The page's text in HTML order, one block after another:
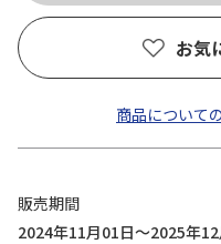
お気
商品について
販売期間
2024年11月01日～2025年